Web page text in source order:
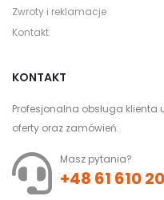
Zwroty i reklamacje
Kontakt
KONTAKT
Profesjonalna obsługa klienta
oferty oraz zamówień.
Masz pytania?
+48 61 610